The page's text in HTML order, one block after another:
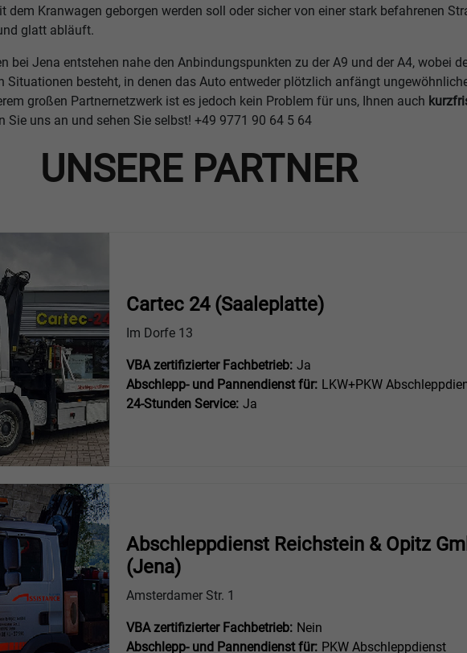
Kranwagen geborgen werden soll oder sicher von einer stark befahrenen
glatt abläuft.
bei Jena entstehen nahe den Anbindungspunkten zu der A9 und der A4, wobei
Situationen besteht, in denen das Auto entweder plötzlich anfängt
großen Partnernetzwerk ist es jedoch kein Problem für uns, Ihnen auch
Sie uns an und sehen Sie selbst! +49 9771 90 64 5 64
UNSERE PARTNER
Cartec 24 (Saaleplatte)
Im Dorfe 13
VBA zertifizierter Fachbetrieb: Ja
Abschlepp- und Pannendienst für: LKW+PKW
24-Stunden Service: Ja
Abschleppdienst Reichstein & Opitz
(Jena)
Amsterdamer Str. 1
VBA zertifizierter Fachbetrieb: Nein
Abschlepp- und Pannendienst für: PKW Abschleppdienst